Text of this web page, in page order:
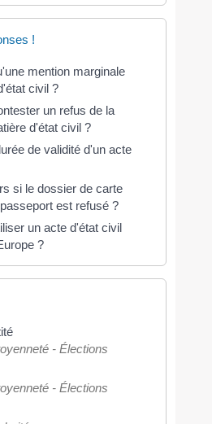
!
mention marginale
civil ?
un refus de la
d'état civil ?
de validité d'un acte
si le dossier de carte
est refusé ?
un acte d'état civil
?
- Élections
- Élections